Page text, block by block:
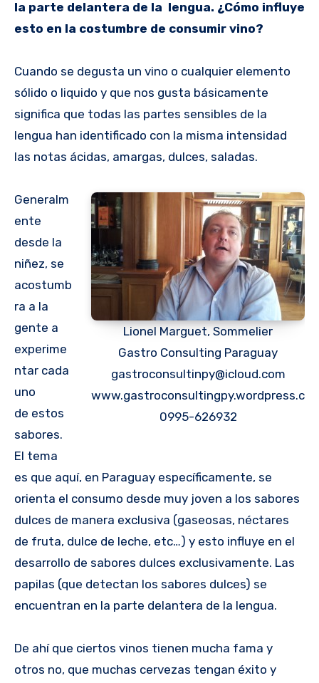
la parte delantera de la lengua. ¿Cómo influye
esto en la costumbre de consumir vino?
Cuando se degusta un vino o cualquier elemento
sólido o liquido y que nos gusta básicamente
significa que todas las partes sensibles de la
lengua han identificado con la misma intensidad
las notas ácidas, amargas, dulces, saladas.
Lionel Marguet, Sommelier
Gastro Consulting Paraguay
gastroconsultinpy@icloud.com
0995-626932
Generalm
ente
desde la
niñez, se
acostumb
ra a la
gente a
experime
ntar cada
uno
de estos
sabores.
El tema
es que aquí, en Paraguay específicamente, se
orienta el consumo desde muy joven a los sabores
dulces de manera exclusiva (gaseosas, néctares
de fruta, dulce de leche, etc…) y esto influye en el
desarrollo de sabores dulces exclusivamente. Las
papilas (que detectan los sabores dulces) se
encuentran en la parte delantera de la lengua.
De ahí que ciertos vinos tienen mucha fama y
otros no, que muchas cervezas tengan éxito y